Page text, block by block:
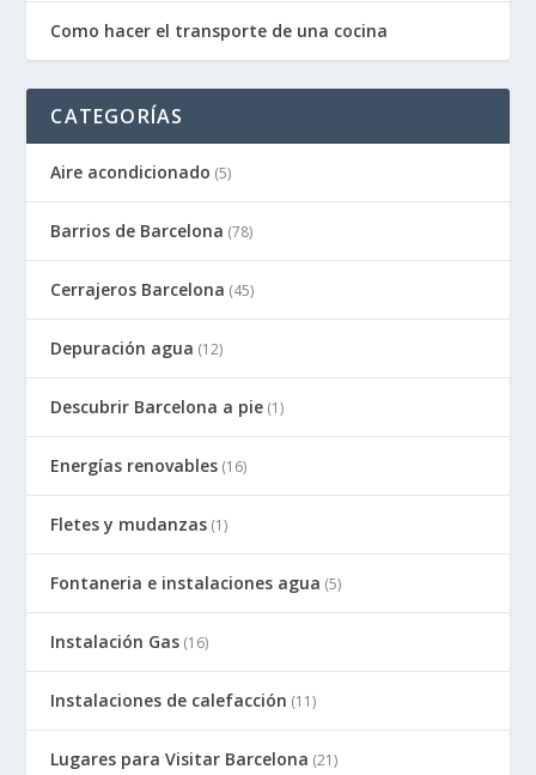
Como hacer el transporte de una cocina
CATEGORÍAS
Aire acondicionado (5)
Barrios de Barcelona (78)
Cerrajeros Barcelona (45)
Depuración agua (12)
Descubrir Barcelona a pie (1)
Energías renovables (16)
Fletes y mudanzas (1)
Fontaneria e instalaciones agua (5)
Instalación Gas (16)
Instalaciones de calefacción (11)
Lugares para Visitar Barcelona (21)